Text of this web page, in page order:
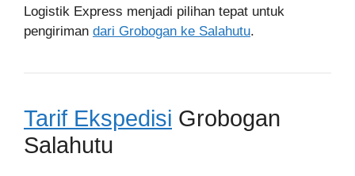
Logistik Express menjadi pilihan tepat untuk
pengiriman dari Grobogan ke Salahutu.
Tarif Ekspedisi Grobogan
Salahutu